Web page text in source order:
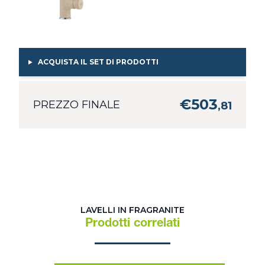
ACQUISTA IL SET DI PRODOTTI
PREZZO FINALE €503,81
LAVELLI IN FRAGRANITE
Prodotti correlati